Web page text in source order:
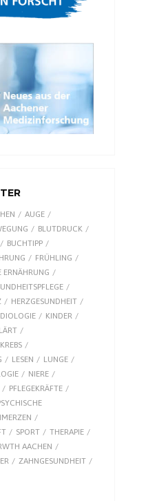
AUGE
BLUTDRUCK
BUCHTIPP
FRÜHLING
ERNÄHRUNG
HERZGESUNDHEIT
KINDER
KREBS
LESEN
LUNGE
NIERE
PFLEGEKRÄFTE
SPORT
THERAPIE
AACHEN
ZAHNGESUNDHEIT